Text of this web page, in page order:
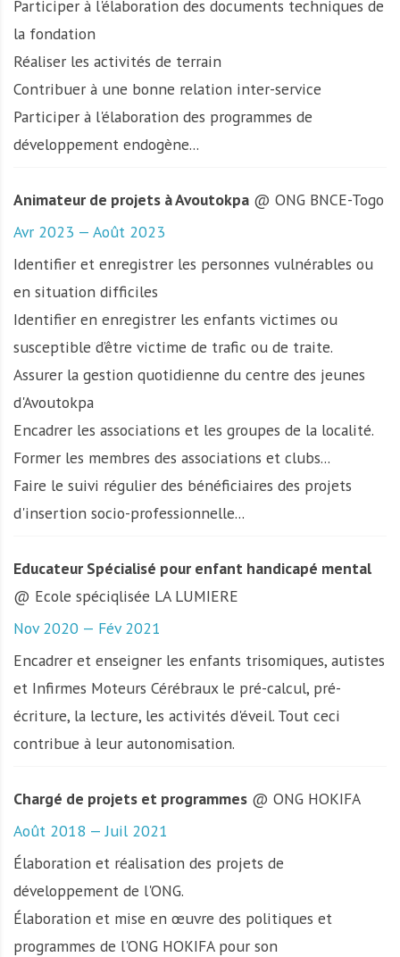
Participer à l'élaboration des documents techniques de
la fondation
Réaliser les activités de terrain
Contribuer à une bonne relation inter-service
Participer à l'élaboration des programmes de
développement endogène...
Animateur de projets à Avoutokpa @ ONG BNCE-Togo
Avr 2023 — Août 2023
Identifier et enregistrer les personnes vulnérables ou
en situation difficiles
Identifier en enregistrer les enfants victimes ou
susceptible d’être victime de trafic ou de traite.
Assurer la gestion quotidienne du centre des jeunes
d'Avoutokpa
Encadrer les associations et les groupes de la localité.
Former les membres des associations et clubs...
Faire le suivi régulier des bénéficiaires des projets
d'insertion socio-professionnelle...
Educateur Spécialisé pour enfant handicapé mental
@ Ecole spéciqlisée LA LUMIERE
Nov 2020 — Fév 2021
Encadrer et enseigner les enfants trisomiques, autistes
et Infirmes Moteurs Cérébraux le pré-calcul, pré-
écriture, la lecture, les activités d'éveil. Tout ceci
contribue à leur autonomisation.
Chargé de projets et programmes @ ONG HOKIFA
Août 2018 — Juil 2021
Élaboration et réalisation des projets de
développement de l'ONG.
Élaboration et mise en œuvre des politiques et
programmes de l'ONG HOKIFA pour son